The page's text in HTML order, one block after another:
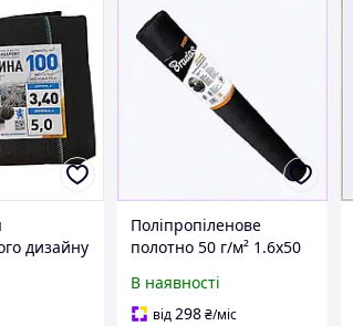
дизайну
Поліпропіленове
полотно 50 г/м² 1.6х50
В наявності
від298₴/міс